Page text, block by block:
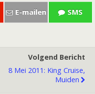
E-mailen SMS
Volgend Bericht
8 Mei 2011: King Cruise,
Muiden